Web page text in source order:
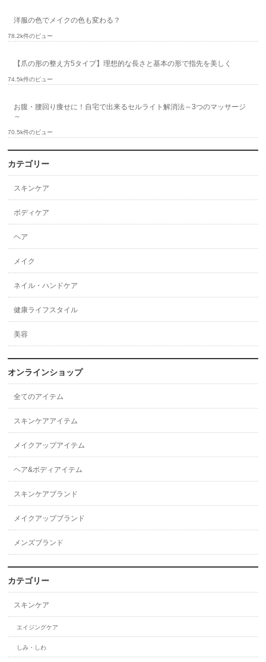
洋服の色でメイクの色も変わる？
78.2k件のビュー
【爪の形の整え方5タイプ】理想的な長さと基本の形で指先を美しく
74.5k件のビュー
お腹・腰回り痩せに！自宅で出来るセルライト解消法～3つのマッサージ
～
70.5k件のビュー
カテゴリー
スキンケア
ボディケア
ヘア
メイク
ネイル・ハンドケア
健康ライフスタイル
美容
オンラインショップ
全てのアイテム
スキンケアアイテム
メイクアップアイテム
ヘア&ボディアイテム
スキンケアブランド
メイクアップブランド
メンズブランド
カテゴリー
スキンケア
エイジングケア
しみ・しわ